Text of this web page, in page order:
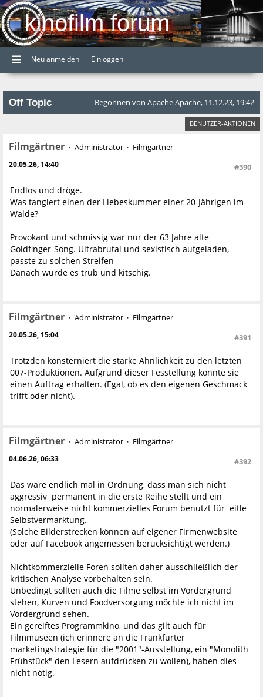
kinofilm forum
Neu anmelden Einloggen
Off Topic Begonnen von Apache Apache, 11.12.23, 19:42
BENUTZER-AKTIONEN
Filmgärtner Administrator Filmgärtner
20.05.26, 14:40 #390
Endlos und dröge.
Was tangiert einen der Liebeskummer einer 20-Jährigen im
Walde?
Provokant und schmissig war nur der 63 Jahre alte
Goldfinger-Song. Ultrabrutal und sexistisch aufgeladen,
passte zu solchen Streifen
Danach wurde es trüb und kitschig.
Filmgärtner Administrator Filmgärtner
20.05.26, 15:04 #391
Trotzden konsterniert die starke Ähnlichkeit zu den letzten
007-Produktionen. Aufgrund dieser Fesstellung könnte sie
einen Auftrag erhalten. (Egal, ob es den eigenen Geschmack
trifft oder nicht).
Filmgärtner Administrator Filmgärtner
04.06.26, 06:33 #392
Das wäre endlich mal in Ordnung, dass man sich nicht
aggressiv permanent in die erste Reihe stellt und ein
normalerweise nicht kommerzielles Forum benutzt für eitle
Selbstvermarktung.
(Solche Bilderstrecken können auf eigener Firmenwebsite
oder auf Facebook angemessen berücksichtigt werden.)
Nichtkommerzielle Foren sollten daher ausschließlich der
kritischen Analyse vorbehalten sein.
Unbedingt sollten auch die Filme selbst im Vordergrund
stehen, Kurven und Foodversorgung möchte ich nicht im
Vordergrund sehen.
Ein gereiftes Programmkino, und das gilt auch für
Filmmuseen (ich erinnere an die Frankfurter
marketingstrategie für die "2001"-Ausstellung, ein "Monolith
Frühstück" den Lesern aufdrücken zu wollen), haben dies
nicht nötig.